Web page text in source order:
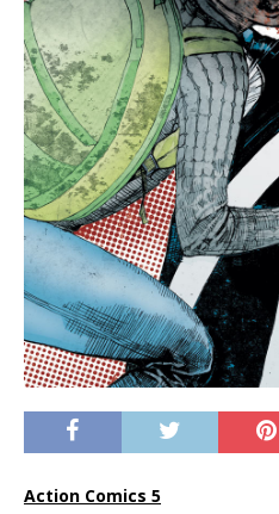
Action Comics 5